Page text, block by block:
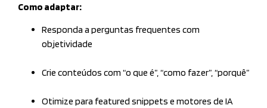
Como adaptar:
Responda a perguntas frequentes com
objetividade
Crie conteúdos com “o que é”, “como fazer”, “porquê”
Otimize para featured snippets e motores de IA